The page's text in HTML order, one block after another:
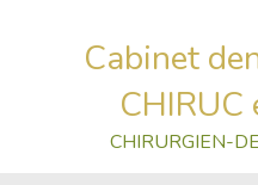
Cabinet
CHIRUC
CHIRURGIEN-